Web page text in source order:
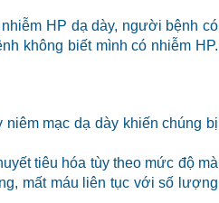
HP dạ dày, người bệnh có
không biết mình có nhiễm HP.
mạc dạ dày khiến chúng bị
tiêu hóa tùy theo mức độ mà
mất máu liên tục với số lượng